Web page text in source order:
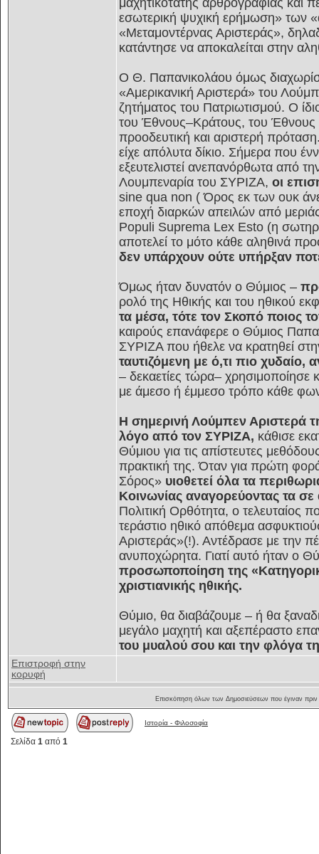
μαχητικότατης αρθρογραφίας και
εσωτερική ψυχική ερήμωση» των
«Μεταμοντέρνας Αριστεράς»,
κατάντησε να αποκαλείται στην
Ο Θ. Παπανικολάου όμως
«Αμερικανική Αριστερά» του
ζητήματος του Πατριωτισμού. Ο
του Έθνους–Κράτους, του Έθνους
προοδευτική και αριστερή
είχε απόλυτα δίκιο. Σήμερα που
εξευτελιστεί ανεπανόρθωτα από
Λουμπεναρία του ΣΥΡΙΖΑ, οι
sine qua non ( Όρος εκ των ουκ
εποχή διαρκών απειλών από
Populi Suprema Lex Esto (η
αποτελεί το μότο κάθε αληθινά
δεν υπάρχουν ούτε υπήρξαν
Όμως ήταν δυνατόν ο Θύμιος –
ρολό της Ηθικής και του ηθικού
τα μέσα, τότε τον Σκοπό ποιος
καιρούς επανάφερε ο Θύμιος
ΣΥΡΙΖΑ που ήθελε να κρατηθεί
ταυτιζόμενη με ό,τι πιο χυδαίο,
– δεκαετίες τώρα–
με άμεσο ή έμμεσο τρόπο κάθε
Η σημερινή Λούμπεν Αριστερά
λόγο από τον ΣΥΡΙΖΑ, κάθισε
Θύμιου για τις απίστευτες
πρακτική της. Όταν για πρώτη
Σόρος» υιοθετεί όλα τα
Κοινωνίας αναγορεύοντας τα σε
Πολιτική Ορθότητα, ο
τεράστιο ηθικό απόθεμα
Αριστεράς»(!). Αντέδρασε με την
ανυποχώρητα. Γιατί αυτό ήταν ο
προσωποποίηση της
χριστιανικής ηθικής.
Θύμιο, θα διαβάζουμε – ή θα
μεγάλο μαχητή και αξεπέραστο
του μυαλού σου και την φλόγα
Επιστροφή στην
κορυφή
Επισκόπηση όλων των Δημοσιεύσεων που έγιναν
Ιστορία - Φιλοσοφία
Σελίδα 1 από 1